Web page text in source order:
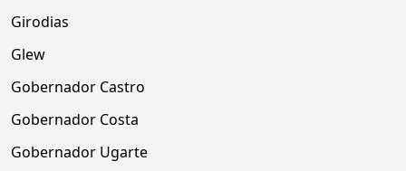
Girodias
Glew
Gobernador Castro
Gobernador Costa
Gobernador Ugarte